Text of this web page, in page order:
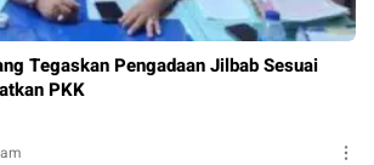
Tegaskan Pengadaan Jilbab Sesuai
PKK